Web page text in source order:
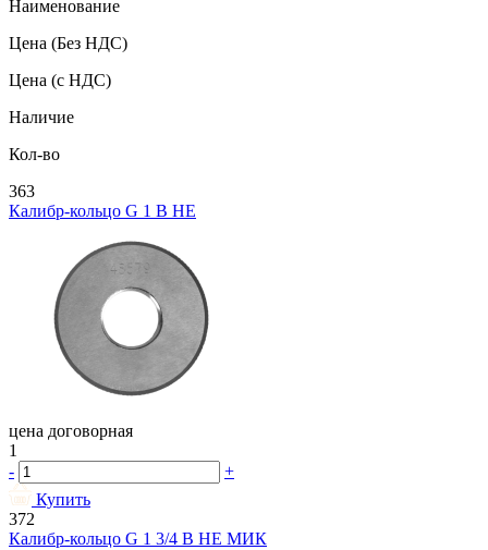
Наименование
Цена (Без НДС)
Цена (с НДС)
Наличие
Кол-во
363
Калибр-кольцо G 1 В НЕ
цена договорная
1
-
+
Купить
372
Калибр-кольцо G 1 3/4 В НЕ МИК